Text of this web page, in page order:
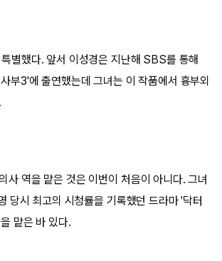
별했다. 앞서 이성경은 지난해 SBS를 통해
부3'에 출연했는데 그녀는 이 작품에서 흉부외
사 역을 맡은 것은 이번이 처음이 아니다. 그녀
당시 최고의 시청률을 기록했던 드라마 '닥터
맡은 바 있다.